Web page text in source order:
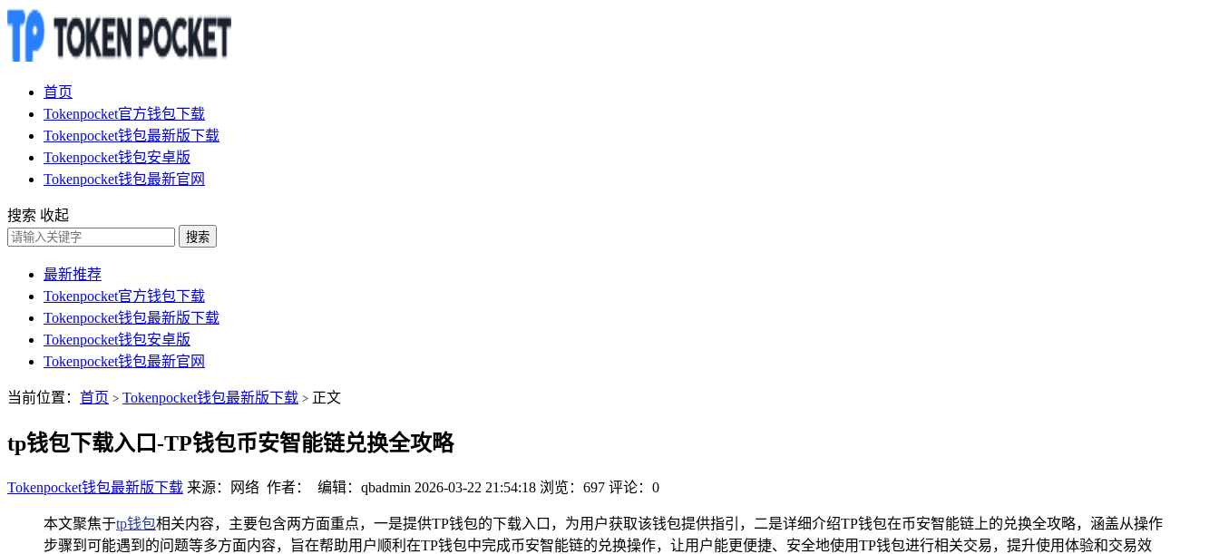
首页
Tokenpocket官方钱包下载
Tokenpocket钱包最新版下载
Tokenpocket钱包安卓版
Tokenpocket钱包最新官网
搜索 收起
搜索
最新推荐
Tokenpocket官方钱包下载
Tokenpocket钱包最新版下载
Tokenpocket钱包安卓版
Tokenpocket钱包最新官网
当前位置： 首页 > Tokenpocket钱包最新版下载 > 正文
tp钱包下载入口-TP钱包币安智能链兑换全攻略
Tokenpocket钱包最新版下载 来源：网络 作者： 编辑：qbadmin 2026-03-22 21:54:18 浏览：697 评论：0
本文聚焦于tp钱包相关内容，主要包含两方面重点，一是提供TP钱包的下载入口，为用户获取该钱包提供指引，二是详细介绍TP钱包在币安智能链上的兑换全攻略，涵盖从操作
步骤到可能遇到的问题等多方面内容，旨在帮助用户顺利在TP钱包中完成币安智能链的兑换操作，让用户能更便捷、安全地使用TP钱包进行相关交易，提升使用体验和交易效